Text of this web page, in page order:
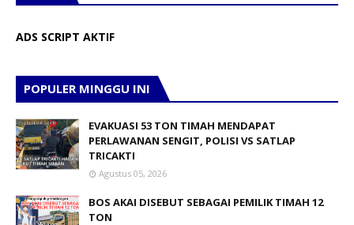
ADS SCRIPT AKTIF
POPULER MINGGU INI
EVAKUASI 53 TON TIMAH MENDAPAT
PERLAWANAN SENGIT, POLISI VS SATLAP
TRICAKTI
Agustus 05, 2026
BOS AKAI DISEBUT SEBAGAI PEMILIK TIMAH 12
TON